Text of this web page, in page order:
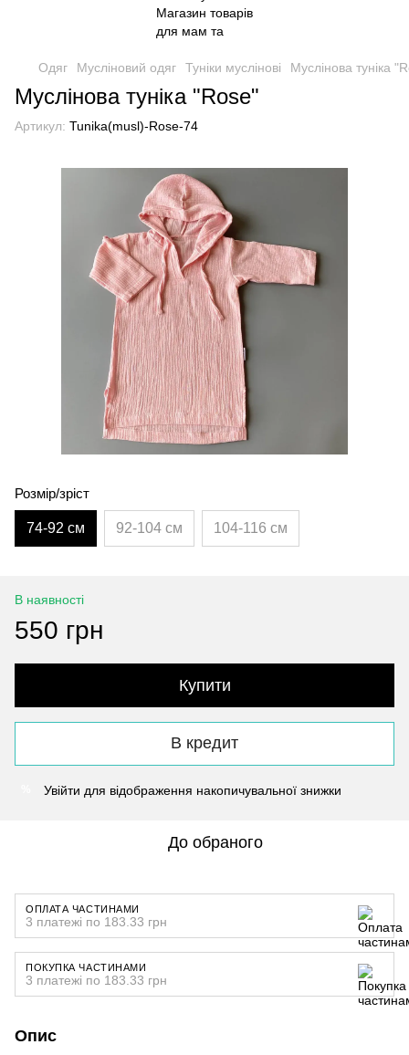
Одяг Мусліновий одяг Туніки муслінові Муслінова туніка
Муслінова туніка "Rose"
Артикул: Tunika(musl)-Rose-74
Розмір/зріст
74-92 см 92-104 см 104-116 см
В наявності
550 грн
Купити
В кредит
Увійти для відображення накопичувальної знижки
До обраного
ОПЛАТА ЧАСТИНАМИ
3 платежі по 183.33 грн
ПОКУПКА ЧАСТИНАМИ
3 платежі по 183.33 грн
Опис